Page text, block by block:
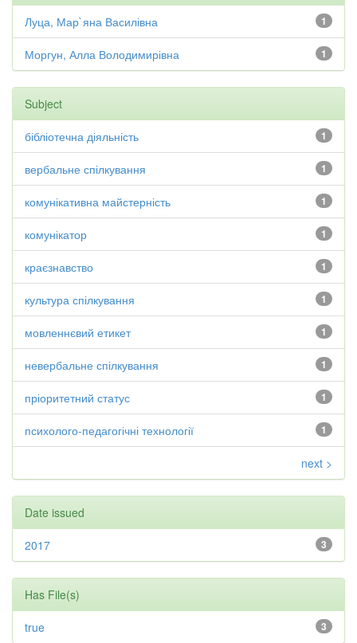
1
Луца, Мар`яна Василівна
1
Моргун, Алла Володимирівна
Subject
1
бібліотечна діяльність
1
вербальне спілкування
1
комунікативна майстерність
1
комунікатор
1
краєзнавство
1
культура спілкування
1
мовленнєвий етикет
1
невербальне спілкування
1
пріоритетний статус
1
психолого-педагогічні технології
next >
Date issued
3
2017
Has File(s)
3
true